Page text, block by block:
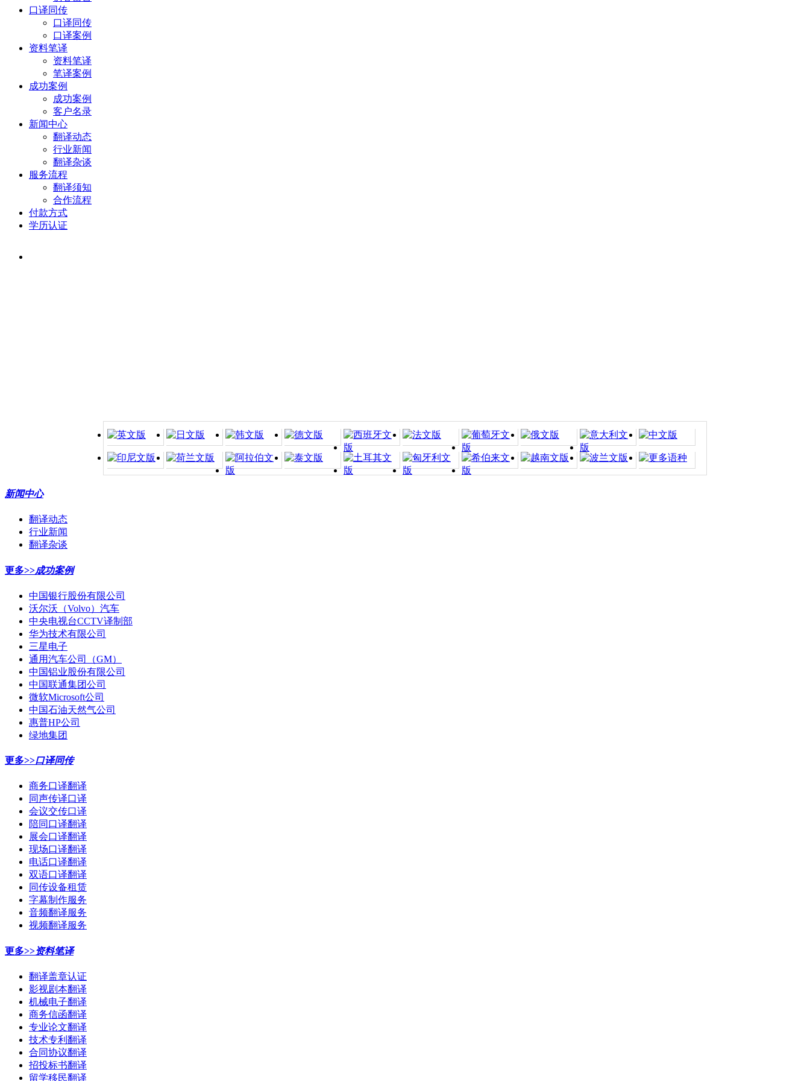
口译同传
口译同传
口译案例
资料笔译
资料笔译
笔译案例
成功案例
成功案例
客户名录
新闻中心
翻译动态
行业新闻
翻译杂谈
服务流程
翻译须知
合作流程
付款方式
学历认证
新闻中心
翻译动态
行业新闻
翻译杂谈
更多>>成功案例
中国银行股份有限公司
沃尔沃（Volvo）汽车
中央电视台CCTV译制部
华为技术有限公司
三星电子
通用汽车公司（GM）
中国铝业股份有限公司
中国联通集团公司
微软Microsoft公司
中国石油天然气公司
惠普HP公司
绿地集团
更多>>口译同传
商务口译翻译
同声传译口译
会议交传口译
陪同口译翻译
展会口译翻译
现场口译翻译
电话口译翻译
双语口译翻译
同传设备租赁
字幕制作服务
音频翻译服务
视频翻译服务
更多>>资料笔译
翻译盖章认证
影视剧本翻译
机械电子翻译
商务信函翻译
专业论文翻译
技术专利翻译
合同协议翻译
招投标书翻译
留学移民翻译